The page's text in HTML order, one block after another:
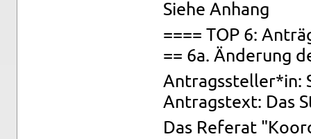
Siehe An­hang
==== TOP 6:
== 6a. Än­de­rung
An­trags­stel­ler*in:
An­trags­text: Das
Das Re­fe­rat